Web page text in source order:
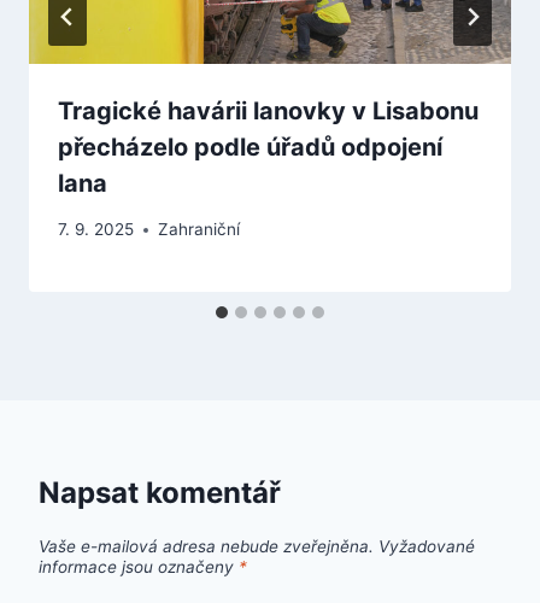
Tragické havárii lanovky v Lisabonu
přecházelo podle úřadů odpojení
lana
7. 9. 2025 Zahraniční
Napsat komentář
Vaše e-mailová adresa nebude zveřejněna. Vyžadované
informace jsou označeny *